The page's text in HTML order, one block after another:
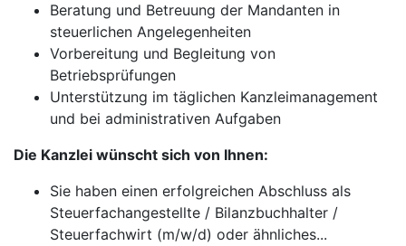
Beratung und Betreuung der Mandanten in
steuerlichen Angelegenheiten
Vorbereitung und Begleitung von
Betriebsprüfungen
Unterstützung im täglichen Kanzleimanagement
und bei administrativen Aufgaben
Die Kanzlei wünscht sich von Ihnen:
Sie haben einen erfolgreichen Abschluss als
Steuerfachangestellte / Bilanzbuchhalter /
Steuerfachwirt (m/w/d) oder ähnliches...